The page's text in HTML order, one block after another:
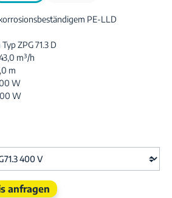
PE-LLD
ZPG 71.3 D
m³/h
m
W
W
Gib den gewünschten
anfragen